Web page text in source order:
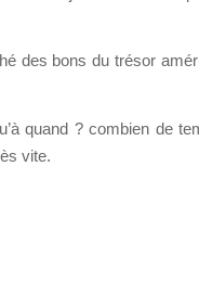
des bons du trésor
quand ? combien de
vite.